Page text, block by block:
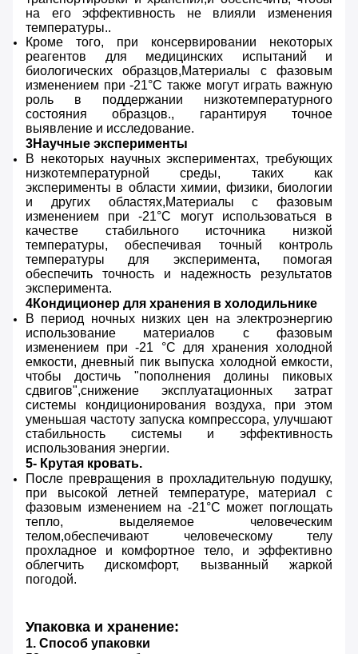
на его эффективность не влияли изменения
температуры..
Кроме того, при консервировании некоторых
реагентов для медицинских испытаний и
биологических образцов,Материалы с фазовым
изменением при -21°С также могут играть важную
роль в поддержании низкотемпературного
состояния образцов., гарантируя точное
выявление и исследование.
3Научные эксперименты
В некоторых научных экспериментах, требующих
низкотемпературной среды, таких как
эксперименты в области химии, физики, биологии
и других областях,Материалы с фазовым
изменением при -21°С могут использоваться в
качестве стабильного источника низкой
температуры, обеспечивая точный контроль
температуры для эксперимента, помогая
обеспечить точность и надежность результатов
эксперимента.
4Кондиционер для хранения в холодильнике
В период ночных низких цен на электроэнергию
использование материалов с фазовым
изменением при -21 °C для хранения холодной
емкости, дневный пик выпуска холодной емкости,
чтобы достичь "пополнения долины пиковых
сдвигов",снижение эксплуатационных затрат
системы кондиционирования воздуха, при этом
уменьшая частоту запуска компрессора, улучшают
стабильность системы и эффективность
использования энергии.
5- Крутая кровать.
После превращения в прохладительную подушку,
при высокой летней температуре, материал с
фазовым изменением на -21°С может поглощать
тепло, выделяемое человеческим
телом,обеспечивают человеческому телу
прохладное и комфортное тело, и эффективно
облегчить дискомфорт, вызванный жаркой
погодой.
Упаковка и хранение:
1. Способ упаковки